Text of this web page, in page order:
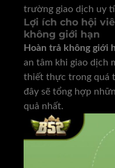
trường giao dịch uy
Lợi ích cho hội
không giới hạn
Hoàn trả không giới
an tâm khi giao dịch
thiết thực trong quá
đây sẽ tổng hợp
quả nhất.